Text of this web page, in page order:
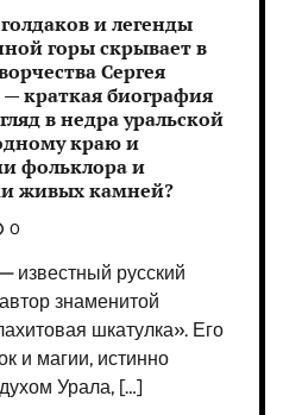
и легенды
горы скрывает в
Сергея
краткая биография
в недра уральской
краю и
фольклора и
живых камней?
0
известный русский
знаменитой
шкатулка». Его
и магии, истинно
Урала, […]